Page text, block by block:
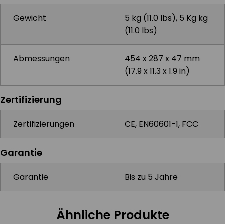
Gewicht
5 kg (11.0 lbs), 5 Kg kg
(11.0 lbs)
Abmessungen
454 x 287 x 47 mm
(17.9 x 11.3 x 1.9 in)
Zertifizierung
Zertifizierungen CE, EN60601-1, FCC
Garantie
Garantie Bis zu 5 Jahre
Ähnliche Produkte